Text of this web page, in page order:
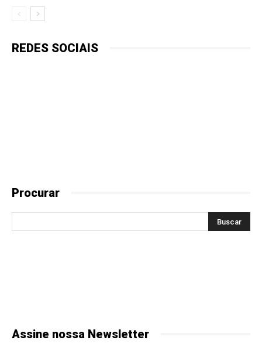
REDES SOCIAIS
Procurar
Assine nossa Newsletter